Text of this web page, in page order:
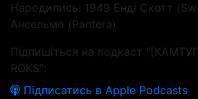
Народились: 1949 Енді Скотт
Ансельмо (Pantera).
Підпишіться на подкаст
ROKS":
Підписатись в Apple Podcasts